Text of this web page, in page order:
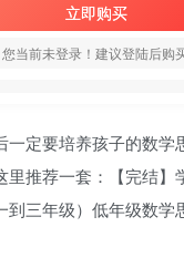
立即购买
您当前未登录！建议登陆后购
一定要培养孩子的数学
里推荐一套：【完结】
到三年级）低年级数学